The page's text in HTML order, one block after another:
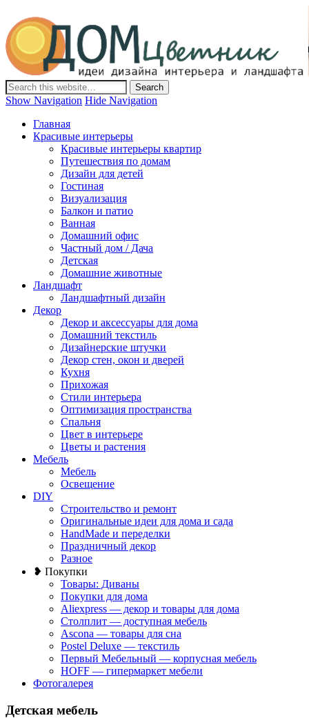
Дом-Цветник
Дизайн интерьера и ландшафта, декор и обустройство дома.
Идеи со всего мира.
Show Navigation Hide Navigation
Главная
Красивые интерьеры
Красивые интерьеры квартир
Путешествия по домам
Дизайн для детей
Гостиная
Визуализация
Балкон и патио
Ванная
Домашний офис
Частный дом / Дача
Детская
Домашние животные
Ландшафт
Ландшафтный дизайн
Декор
Декор и аксессуары для дома
Домашний текстиль
Дизайнерские штучки
Декор стен, окон и дверей
Кухня
Прихожая
Стили интерьера
Оптимизация пространства
Спальня
Цвет в интерьере
Цветы и растения
Мебель
Мебель
Освещение
DIY
Строительство и ремонт
Оригинальные идеи для дома и сада
HandMade и переделки
Праздничный декор
Разное
❥ Покупки
Товары: Диваны
Покупки для дома
Aliexpress — декор и товары для дома
Столплит — доступная мебель
Ascona — товары для сна
Postel Deluxe — текстиль
Первый Мебельный — корпусная мебель
HOFF — гипермаркет мебели
Фотогалерея
Детская мебель